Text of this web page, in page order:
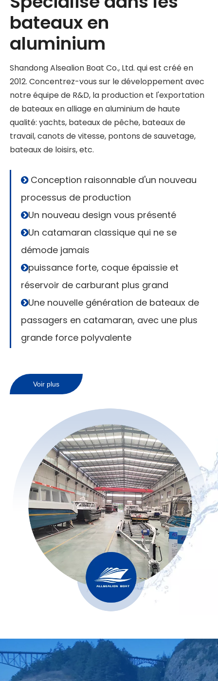
bateaux en
aluminium
Shandong Alsealion Boat Co., Ltd. qui est créé en
2012. Concentrez-vous sur le développement avec
notre équipe de R&D, la production et l'exportation
de bateaux en alliage en aluminium de haute
qualité: yachts, bateaux de pêche, bateaux de
travail, canots de vitesse, pontons de sauvetage,
bateaux de loisirs, etc.
Conception raisonnable d'un nouveau
processus de production
Un nouveau design vous présenté
Un catamaran classique qui ne se
démode jamais
puissance forte, coque épaissie et
réservoir de carburant plus grand
Une nouvelle génération de bateaux de
passagers en catamaran, avec une plus
grande force polyvalente
Voir plus